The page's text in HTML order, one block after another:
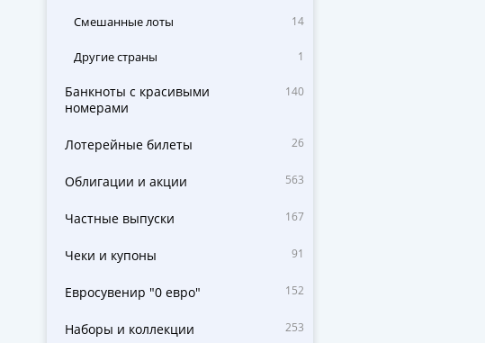
Смешанные лоты 14
Другие страны 1
Банкноты с красивыми
номерами
140
Лотерейные билеты 26
Облигации и акции 563
Частные выпуски 167
Чеки и купоны 91
Евросувенир "0 евро" 152
Наборы и коллекции 253